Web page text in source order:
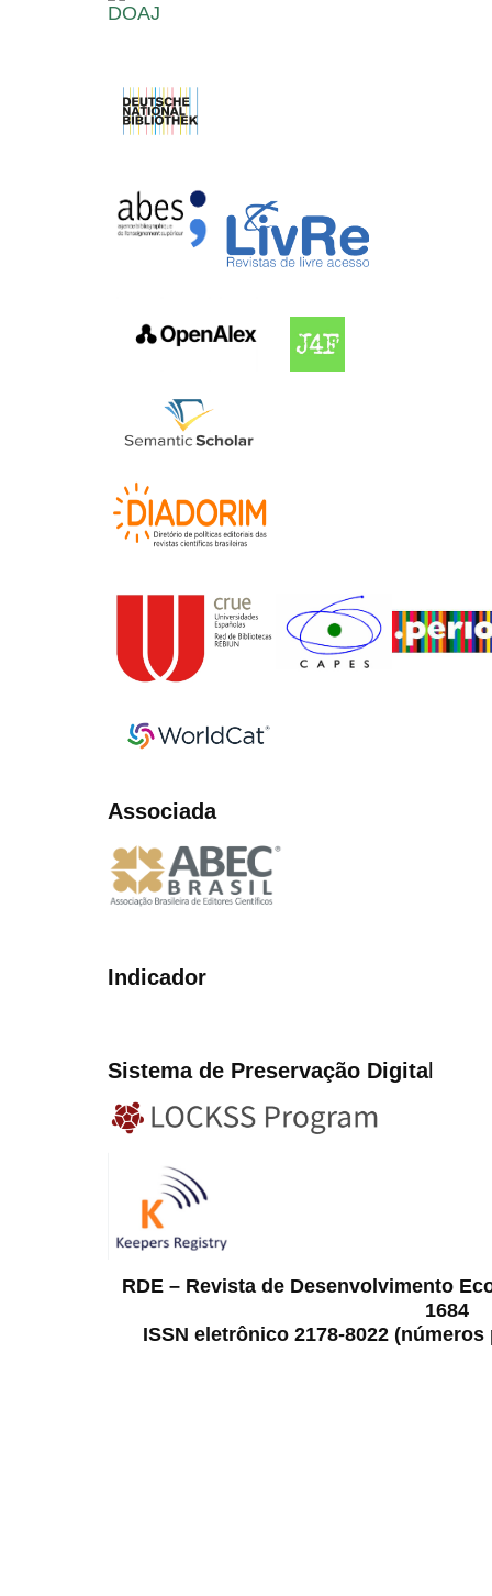
Associada
Indicador
Sistema de Preservação Digital
RDE – Revista de Desenvolvimento
1684
ISSN eletrônico 2178-8022